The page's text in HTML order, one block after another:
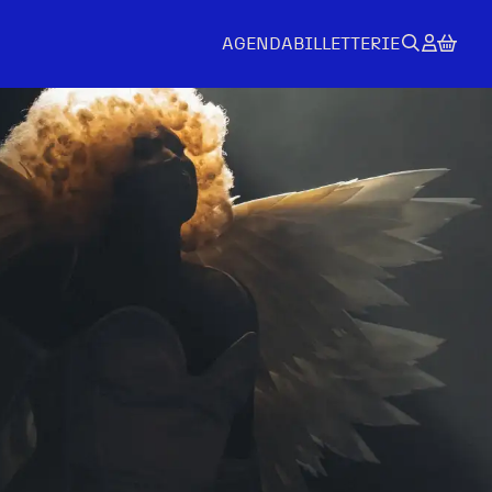
AGENDA BILLETTERIE